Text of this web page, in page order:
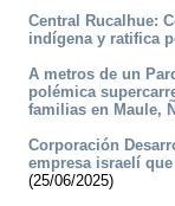
Central Rucalhue:
indígena y ratifica
A metros de un
polémica
familias en Maule,
Corporación
empresa israelí
(25/06/2025)